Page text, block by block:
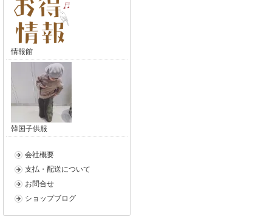
情報館
韓国子供服
会社概要
支払・配送について
お問合せ
ショップブログ